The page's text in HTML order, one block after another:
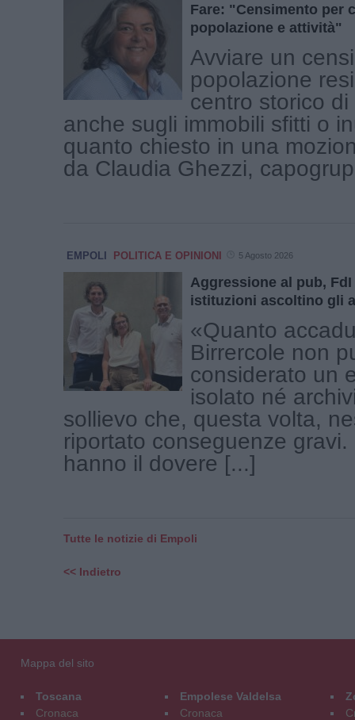
Fare: "Censimento per
popolazione e attività"
Avviare un
popolazione
centro storico
anche sugli immobili sfitti o
quanto chiesto in una
da Claudia Ghezzi,
EMPOLI POLITICA E OPINIONI 5 Agosto 2026
Aggressione al pub,
istituzioni ascoltino gli
«Quanto
Birrercole non
considerato un
isolato né
sollievo che, questa volta,
riportato conseguenze
hanno il dovere [...]
Tutte le notizie di Empoli
<< Indietro
Mappa del sito
Toscana
Cronaca
Empolese Valdelsa
Cronaca